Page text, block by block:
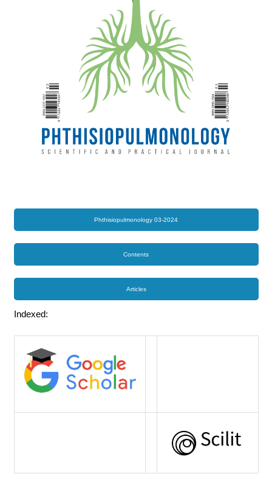
Phthisiopulmonology 03-2024
Contents
Articles
Indexed: